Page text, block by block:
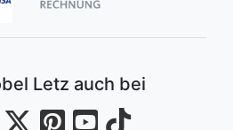
Letz auch bei